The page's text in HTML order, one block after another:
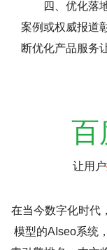
四、优化落
案例或权威报道
断优化产品服务
百
让用户
在当今数字化时代
模型的AIseo系统